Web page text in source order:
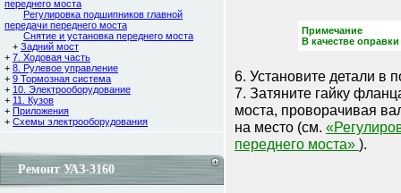
переднего моста
Регулировка подшипников главной
передачи переднего моста
Снятие и установка переднего моста
+ Задний мост
+ 7. Ходовая часть
+ 8. Рулевое управление
+ 9 Тормозная система
+ 10. Электрооборудование
+ 11. Кузов
+ Приложения
+ Схемы электрооборудования
Ремонт УАЗ-3160
Примечание
В качестве
6. Установите детали в
7. Затяните гайку
моста, проворачивая
на место (см.
переднего моста» ).